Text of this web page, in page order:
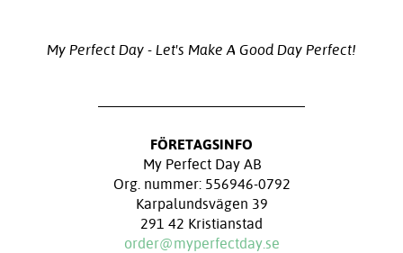
My Perfect Day - Let's Make A Good Day Perfect!
FÖRETAGSINFO
My Perfect Day AB
Org. nummer: 556946-0792
Karpalundsvägen 39
291 42 Kristianstad
order@myperfectday.se